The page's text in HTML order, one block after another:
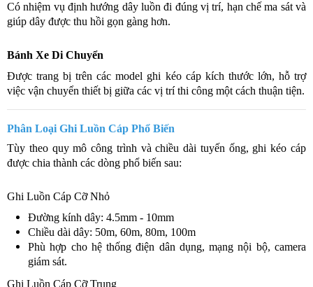
Có nhiệm vụ định hướng dây luồn đi đúng vị trí, hạn chế ma sát và
giúp dây được thu hồi gọn gàng hơn.
Bánh Xe Di Chuyển
Được trang bị trên các model ghi kéo cáp kích thước lớn, hỗ trợ
việc vận chuyển thiết bị giữa các vị trí thi công một cách thuận tiện.
Phân Loại Ghi Luồn Cáp Phổ Biến
Tùy theo quy mô công trình và chiều dài tuyến ống, ghi kéo cáp
được chia thành các dòng phổ biến sau:
Ghi Luồn Cáp Cỡ Nhỏ
Đường kính dây: 4.5mm - 10mm
Chiều dài dây: 50m, 60m, 80m, 100m
Phù hợp cho hệ thống điện dân dụng, mạng nội bộ, camera
giám sát.
Ghi Luồn Cáp Cỡ Trung